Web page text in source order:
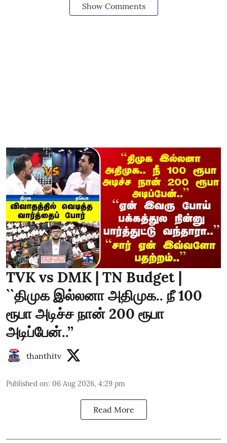
Show Comments
TVK vs DMK | TN Budget |
``திமுக இல்லனா அதிமுக.. நீ 100
ரூபா அடிச்ச நான் 200 ரூபா
அடிப்பேன்..’’
thanthitv
Published on: 06 Aug 2026, 4:29 pm
Read More